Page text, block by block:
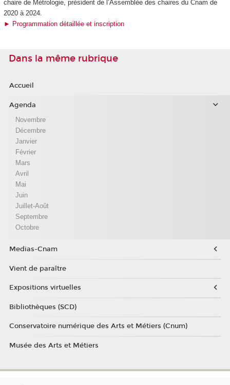
chaire de Métrologie, président de l’Assemblée des chaires du Cnam de
2020 à 2024.
► Programmation détaillée et inscription
Dans la même rubrique
Accueil
Agenda
Novembre
Décembre
Janvier
Février
Mars
Avril
Mai
Juin
Juillet-Août
Septembre
Octobre
Medias-Cnam
Vient de paraître
Expositions virtuelles
Bibliothèques (SCD)
Conservatoire numérique des Arts et Métiers (Cnum)
Musée des Arts et Métiers